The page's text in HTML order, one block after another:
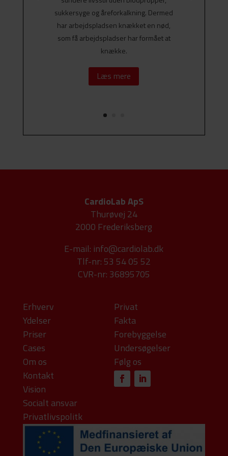
sukkersyge og åreforkalkning. Dermed
har arbejdspladsen knækket en nød,
som få arbejdspladser har formået at
knække.
Læs mere
CardioLab ApS
Thurøvej 24
2000 Frederiksberg
E-mail: info@cardiolab.dk
Tlf-nr: 53 54 05 52
CVR-nr: 36895705
Erhverv
Ydelser
Priser
Cases
Privat
Fakta
Forebyggelse
Undersøgelser
Om os
Kontakt
Vision
Socialt ansvar
Privatlivspolitk
Følg os